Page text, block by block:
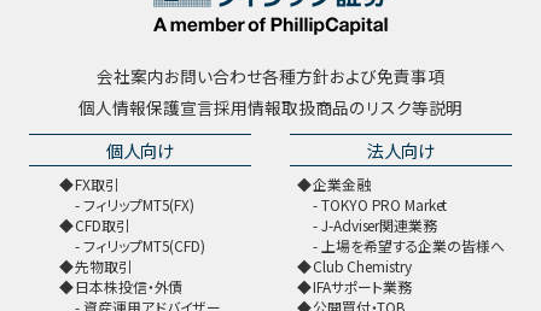
会社案内お問い合わせ各種方針および免責事項
個人情報保護宣言採用情報取扱商品のリスク等説明
個人向け
FX取引
フィリップMT5(FX)
CFD取引
フィリップMT5(CFD)
先物取引
日本株投信・外債
資産運用アドバイザー
法人向け
企業金融
TOKYO PRO Market
J-Adviser関連業務
上場を希望する企業の皆様へ
Club Chemistry
IFAサポート業務
公開買付・TOB